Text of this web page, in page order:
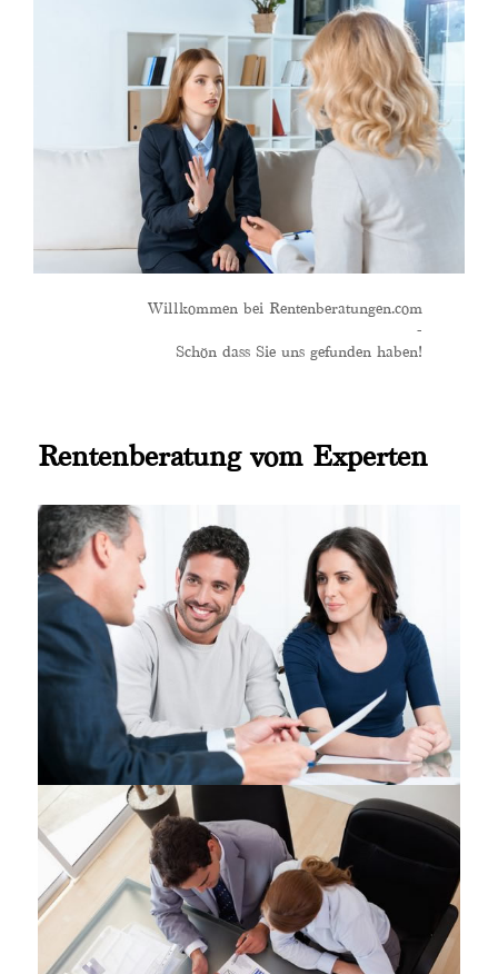
Willkommen bei Rentenberatungen.com
-
Schön dass Sie uns gefunden haben!
Rentenberatung vom Experten